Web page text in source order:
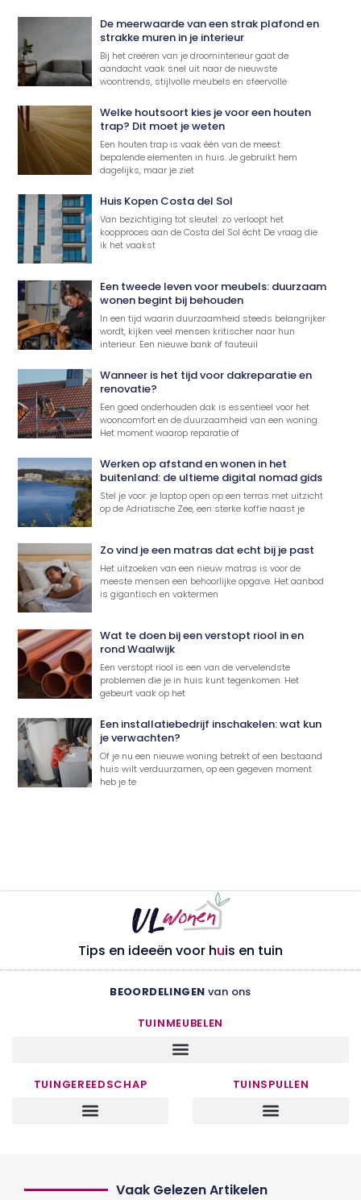
De meerwaarde van een strak plafond en
strakke muren in je interieur
Bij het creëren van je droominterieur gaat de
aandacht vaak snel uit naar de nieuwste
woontrends, stijlvolle meubels en sfeervolle
Welke houtsoort kies je voor een houten
trap? Dit moet je weten
Een houten trap is vaak één van de meest
bepalende elementen in huis. Je gebruikt hem
dagelijks, maar je ziet
Huis Kopen Costa del Sol
Van bezichtiging tot sleutel: zo verloopt het
koopproces aan de Costa del Sol écht De vraag die
ik het vaakst
Een tweede leven voor meubels: duurzaam
wonen begint bij behouden
In een tijd waarin duurzaamheid steeds belangrijker
wordt, kijken veel mensen kritischer naar hun
interieur. Een nieuwe bank of fauteuil
Wanneer is het tijd voor dakreparatie en
renovatie?
Een goed onderhouden dak is essentieel voor het
wooncomfort en de duurzaamheid van een woning.
Het moment waarop reparatie of
Werken op afstand en wonen in het
buitenland: de ultieme digital nomad gids
Stel je voor: je laptop open op een terras met uitzicht
op de Adriatische Zee, een sterke koffie naast je
Zo vind je een matras dat echt bij je past
Het uitzoeken van een nieuw matras is voor de
meeste mensen een behoorlijke opgave. Het aanbod
is gigantisch en vaktermen
Wat te doen bij een verstopt riool in en
rond Waalwijk
Een verstopt riool is een van de vervelendste
problemen die je in huis kunt tegenkomen. Het
gebeurt vaak op het
Een installatiebedrijf inschakelen: wat kun
je verwachten?
Of je nu een nieuwe woning betrekt of een bestaand
huis wilt verduurzamen, op een gegeven moment
heb je te
Tips en ideeën voor huis en tuin
BEOORDELINGEN van ons
TUINMEUBELEN
TUINGEREEDSCHAP TUINSPULLEN
Vaak Gelezen Artikelen